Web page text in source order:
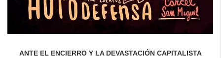
ANTE EL ENCIERRO Y LA DEVASTACIÓN CAPITALISTA